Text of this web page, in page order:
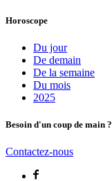
Horoscope
Du jour
De demain
De la semaine
Du mois
2025
Besoin d'un coup de main ?
Contactez-nous